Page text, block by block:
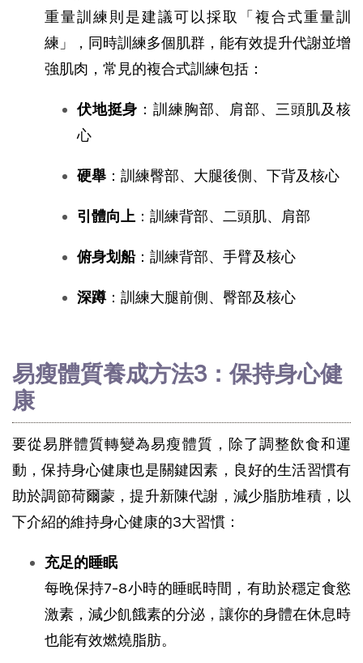
重量訓練則是建議可以採取「複合式重量訓
練」，同時訓練多個肌群，能有效提升代謝並增
強肌肉，常見的複合式訓練包括：
伏地挺身 ：訓練胸部、肩部、三頭肌及核
心
硬舉 ：訓練臀部、大腿後側、下背及核心
引體向上 ：訓練背部、二頭肌、肩部
俯身划船：訓練背部、手臂及核心
深蹲：訓練大腿前側、臀部及核心
易瘦體質養成方法3：保持身心健
康
要從易胖體質轉變為易瘦體質，除了調整飲食和運
動，保持身心健康也是關鍵因素，良好的生活習慣有
助於調節荷爾蒙，提升新陳代謝，減少脂肪堆積，以
下介紹的維持身心健康的3大習慣：
充足的睡眠
每晚保持7-8小時的睡眠時間，有助於穩定食慾
激素，減少飢餓素的分泌，讓你的身體在休息時
也能有效燃燒脂肪。